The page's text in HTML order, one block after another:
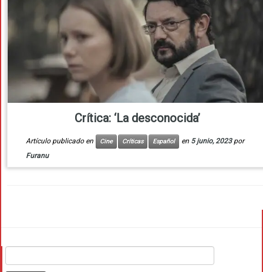
Crítica: ‘La desconocida’
Artículo publicado en Cine Críticas Español en 5 junio, 2023 por
Furanu